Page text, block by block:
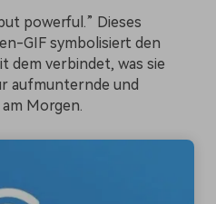
powerful.” Dieses
GIF symbolisiert den
dem verbindet, was sie
aufmunternde und
Morgen.